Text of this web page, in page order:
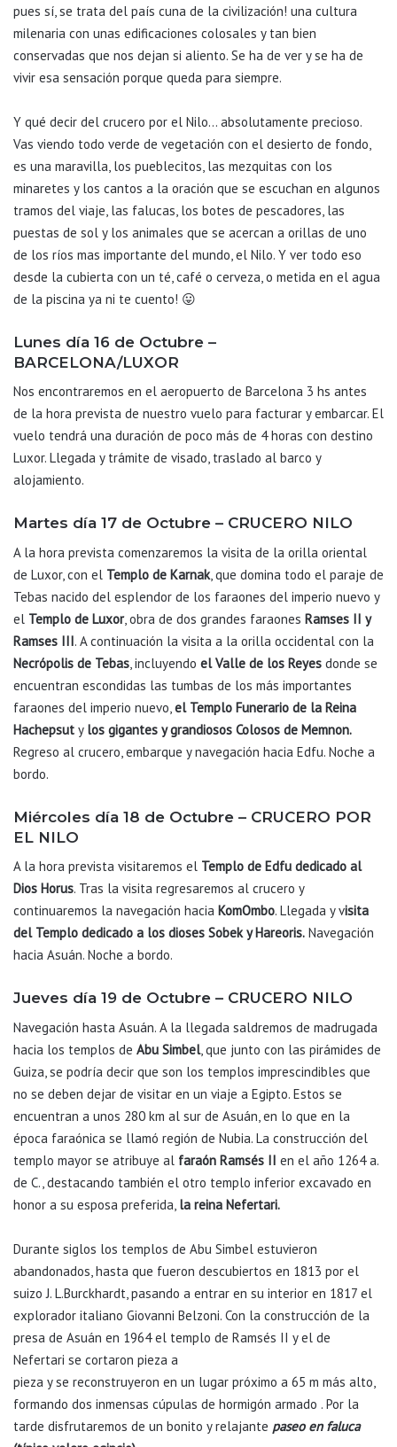
pues sí, se trata del país cuna de la civilización! una cultura
milenaria con unas edificaciones colosales y tan bien
conservadas que nos dejan si aliento. Se ha de ver y se ha de
vivir esa sensación porque queda para siempre.
Y qué decir del crucero por el Nilo… absolutamente precioso.
Vas viendo todo verde de vegetación con el desierto de fondo,
es una maravilla, los pueblecitos, las mezquitas con los
minaretes y los cantos a la oración que se escuchan en algunos
tramos del viaje, las falucas, los botes de pescadores, las
puestas de sol y los animales que se acercan a orillas de uno
de los ríos mas importante del mundo, el Nilo. Y ver todo eso
desde la cubierta con un té, café o cerveza, o metida en el agua
de la piscina ya ni te cuento! 😛
Lunes día 16 de Octubre –
BARCELONA/LUXOR
Nos encontraremos en el aeropuerto de Barcelona 3 hs antes
de la hora prevista de nuestro vuelo para facturar y embarcar. El
vuelo tendrá una duración de poco más de 4 horas con destino
Luxor. Llegada y trámite de visado, traslado al barco y
alojamiento.
Martes día 17 de Octubre – CRUCERO NILO
A la hora prevista comenzaremos la visita de la orilla oriental
de Luxor, con el Templo de Karnak , que domina todo el paraje de
Tebas nacido del esplendor de los faraones del imperio nuevo y
el Templo de Luxor, obra de dos grandes faraones Ramses II y
Ramses III. A continuación la visita a la orilla occidental con la
Necrópolis de Tebas , incluyendo el Valle de los Reyes donde se
encuentran escondidas las tumbas de los más importantes
faraones del imperio nuevo, el Templo Funerario de la Reina
Hachepsut y los gigantes y grandiosos Colosos de Memnon.
Regreso al crucero, embarque y navegación hacia Edfu. Noche a
bordo.
Miércoles día 18 de Octubre – CRUCERO POR
EL NILO
A la hora prevista visitaremos el Templo de Edfu dedicado al
Dios Horus. Tras la visita regresaremos al crucero y
continuaremos la navegación hacia KomOmbo. Llegada y visita
del Templo dedicado a los dioses Sobek y Hareoris. Navegación
hacia Asuán. Noche a bordo.
Jueves día 19 de Octubre – CRUCERO NILO
Navegación hasta Asuán. A la llegada saldremos de madrugada
hacia los templos de Abu Simbel, que junto con las pirámides de
Guiza, se podría decir que son los templos imprescindibles que
no se deben dejar de visitar en un viaje a Egipto. Estos se
encuentran a unos 280 km al sur de Asuán, en lo que en la
época faraónica se llamó región de Nubia. La construcción del
templo mayor se atribuye al faraón Ramsés II en el año 1264 a.
de C., destacando también el otro templo inferior excavado en
honor a su esposa preferida, la reina Nefertari.
Durante siglos los templos de Abu Simbel estuvieron
abandonados, hasta que fueron descubiertos en 1813 por el
suizo J. L.Burckhardt, pasando a entrar en su interior en 1817 el
explorador italiano Giovanni Belzoni. Con la construcción de la
presa de Asuán en 1964 el templo de Ramsés II y el de
Nefertari se cortaron pieza a
pieza y se reconstruyeron en un lugar próximo a 65 m más alto,
formando dos inmensas cúpulas de hormigón armado . Por la
tarde disfrutaremos de un bonito y relajante paseo en faluca